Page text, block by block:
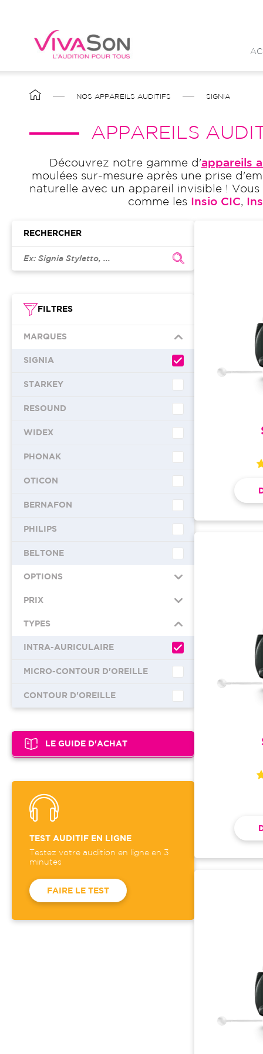
contenu
FIL
NOS APPAREILS AUDITIFS SIGNIA
APPAREILS
Découvrez notre gamme d'appareils
moulées sur-mesure après une prise
naturelle avec un appareil invisible !
comme les
Insio CIC,
RECHERCHER
FILTRES
MARQUES
SIGNIA
STARKEY
RESOUND
WIDEX
PHONAK
OTICON
BERNAFON
PHILIPS
BELTONE
OPTIONS
PRIX
TYPES
INTRA-AURICULAIRE
MICRO-CONTOUR D'OREILLE
CONTOUR D'OREILLE
LE GUIDE D'ACHAT
TEST AUDITIF EN LIGNE
Testez votre audition en ligne en 3
minutes
FAIRE LE TEST